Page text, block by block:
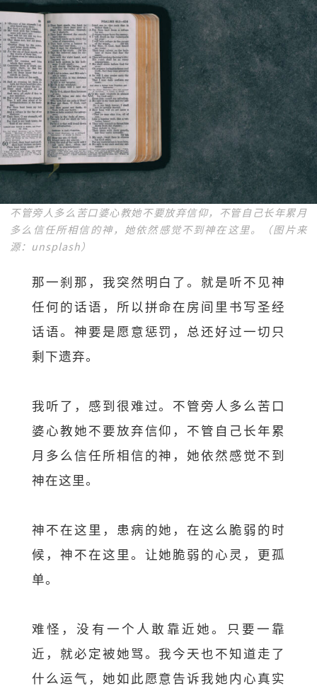
不管旁人多么苦口婆心教她不要放弃信仰，不管自己长年累月
多么信任所相信的神，她依然感觉不到神在这里。（图片来
源：unsplash）
那一刹那，我突然明白了。就是听不见神
任何的话语，所以拼命在房间里书写圣经
话语。神要是愿意惩罚，总还好过一切只
剩下遗弃。
我听了，感到很难过。不管旁人多么苦口
婆心教她不要放弃信仰，不管自己长年累
月多么信任所相信的神，她依然感觉不到
神在这里。
神不在这里，患病的她，在这么脆弱的时
候，神不在这里。让她脆弱的心灵，更孤
单。
难怪，没有一个人敢靠近她。只要一靠
近，就必定被她骂。我今天也不知道走了
什么运气，她如此愿意告诉我她内心真实